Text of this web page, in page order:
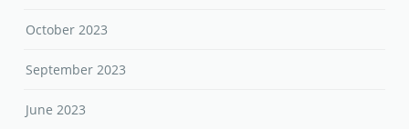
October 2023
September 2023
June 2023